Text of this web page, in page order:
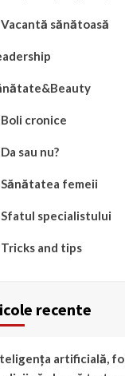
Vacantă sănătoasă
Boli cronice
Da sau nu?
Sănătatea femeii
Sfatul specialistului
Tricks and tips
recente
artificială,